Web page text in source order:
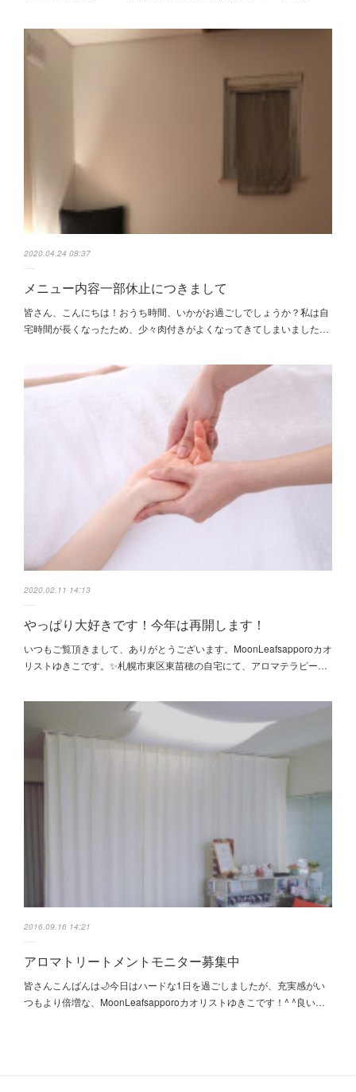
2020.04.24 08:37
メニュー内容一部休止につきまして
皆さん、こんにちは！おうち時間、いかがお過ごしでしょうか？私は自
宅時間が長くなったため、少々肉付きがよくなってきてしまいました…
2020.02.11 14:13
やっぱり大好きです！今年は再開します！
いつもご覧頂きまして、ありがとうございます。MoonLeafsapporoカオ
リストゆきこです。✨札幌市東区東苗穂の自宅にて、アロマテラピー…
2016.09.16 14:21
アロマトリートメントモニター募集中
皆さんこんばんは🌙今日はハードな1日を過ごしましたが、充実感がい
つもより倍増な、MoonLeafsapporoカオリストゆきこです！^ ^良い…